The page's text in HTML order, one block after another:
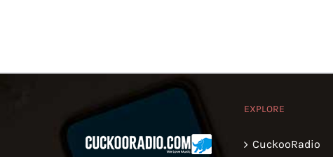
EXPLORE
CuckooRadio